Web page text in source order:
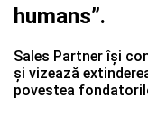
humans”.
Sales Partner își
și vizează
povestea